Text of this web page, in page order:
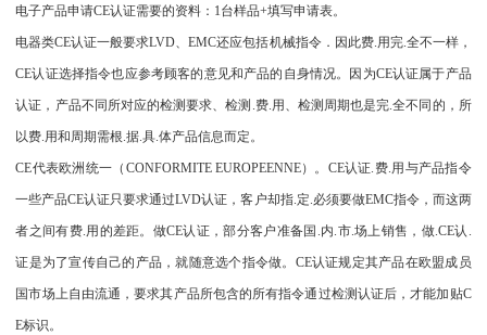
电子产品申请CE认证需要的资料：1台样品+填写申请表。
电器类CE认证一般要求LVD、EMC还应包括机械指令．因此费.用完.全不一样，
CE认证选择指令也应参考顾客的意见和产品的自身情况。因为CE认证属于产品
认证，产品不同所对应的检测要求、检测.费.用、检测周期也是完.全不同的，所
以费.用和周期需根.据.具.体产品信息而定。
CE代表欧洲统一（CONFORMITE EUROPEENNE）。CE认证.费.用与产品指令
一些产品CE认证只要求通过LVD认证，客户却指.定.必须要做EMC指令，而这两
者之间有费.用的差距。做CE认证，部分客户准备国.内.市.场上销售，做.CE认.
证是为了宣传自己的产品，就随意选个指令做。CE认证规定其产品在欧盟成员
国市场上自由流通，要求其产品所包含的所有指令通过检测认证后，才能加贴C
E标识。